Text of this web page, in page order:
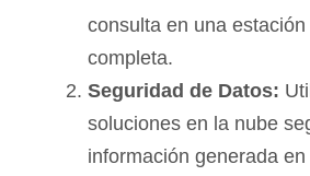
consulta en una
completa.
Seguridad de Datos:
soluciones en la nube
información generada en